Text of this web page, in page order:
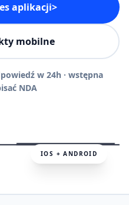
aplikacji>
mobilne
w 24h · wstępna
NDA
IOS + ANDROID